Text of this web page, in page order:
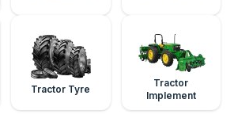
Tractor Tyre
Tractor
Implement